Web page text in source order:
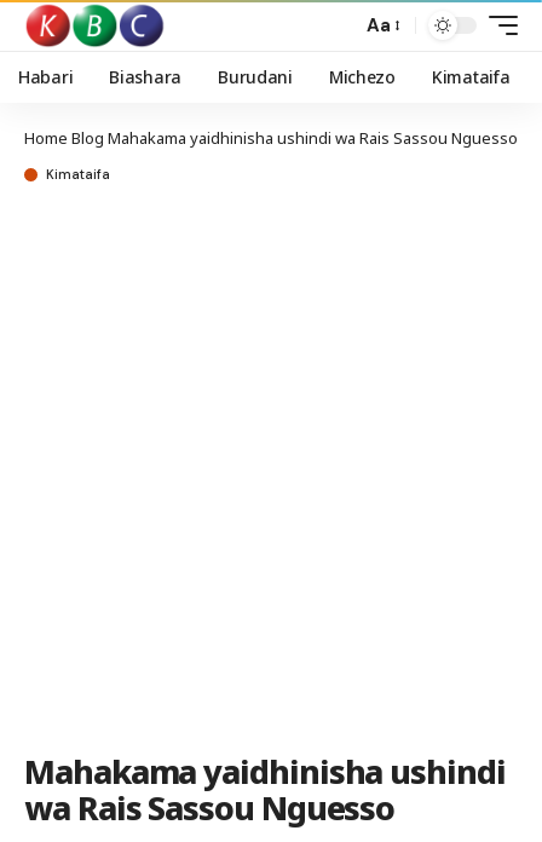
Aa
Habari Biashara Burudani Michezo Kimataifa
Home Blog Mahakama yaidhinisha ushindi wa Rais Sassou Nguesso
Kimataifa
Mahakama yaidhinisha ushindi
wa Rais Sassou Nguesso